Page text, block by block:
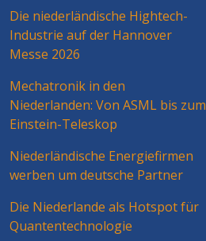
Die niederländische Hightech-
Industrie auf der Hannover
Messe 2026
Mechatronik in den
Niederlanden: Von ASML bis zum
Einstein-Teleskop
Niederländische Energiefirmen
werben um deutsche Partner
Die Niederlande als Hotspot für
Quantentechnologie